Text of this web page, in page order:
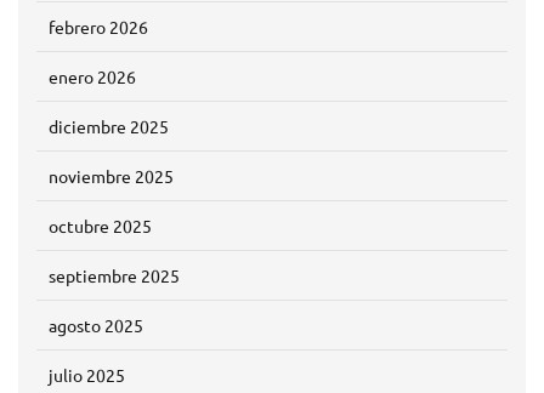
febrero 2026
enero 2026
diciembre 2025
noviembre 2025
octubre 2025
septiembre 2025
agosto 2025
julio 2025